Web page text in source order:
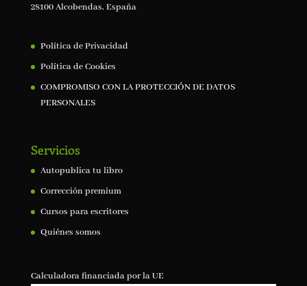
28100 Alcobendas, España
Política de Privacidad
Política de Cookies
COMPROMISO CON LA PROTECCIÓN DE DATOS
PERSONALES
Servicios
Autopublica tu libro
Corrección premium
Cursos para escritores
Quiénes somos
Calculadora financiada por la UE